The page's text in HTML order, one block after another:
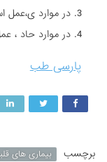
در موارد ی،عمل
در موارد حاد ،
پارسی طب
برچسب
بیماری های